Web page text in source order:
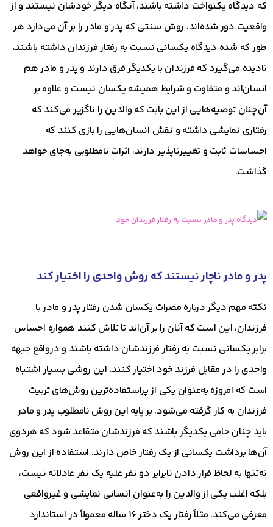
که دیدگاه یکنواخت داشته باشند، آنگاه دیگر خودشان نیستند و از
واقعیت دور شده‌اند. روش سنتی که پدر و مادر را بر آن می‌دارد هر
طور که شده دیدگاه یکسانی نسبت به رفتار فرزندان داشته باشند،
نادیده می‌گیرد که فرزندان با یکدیگر فرق دارند و پدر و مادر هم
انسان‌اند و متفاوت و شرایط همیشه یکسان نیست و علاوه بر
آن‌چنان توصیه‌هایی از این بابت که والدین را ناگزیر می‌کند که
رفتاری نمایشی داشته و نقش انسان‌هایی را بازی کنند که
احساسات ثابت و تغییرناپذیر دارند، اثرات نامطلوبی به‌جای خواهد
گذاشت.
پدر و مادر ناچار نیستند که روش واحدی را اختیار کند
نکته مهم دیگر درباره مضرات یکسان شدن رفتار پدر و مادر با
فرزندان، این است که آنان را بر آن‌اند تا تلاش کنند همواره احساس
برابر یکسانی نسبت به رفتار فرزندشان داشته باشند و درواقع جبهه
واحدی را در مقابل فرزند خود اختیار کنند. این روشی بسیار اشتباه
است که امروزه به‌عنوان یکی از پراستفاده‌ترین روش‌های تربیت
فرزندان به کار گرفته می‌شود. بر پایه این روش نامطلوب پدر و مادر
باید چنان حامی یکدیگر باشند که فرزندشان متقاعد شود که هردوی
آن‌ها برداشت یکسانی از یک رفتار خاص دارند. استفاده از این روش
نه‌تنها به لحاظ قرار دادن نابرابر دو نفر علیه یک نفر عادلانه نیست،
بلکه اغلب یکی از والدین را به‌عنوان انسانی نمایشی و غیرواقعی
معرفی می‌کند. مثلاً رفتار یک دختر ۱۶ ساله معمولاً در استاندارد